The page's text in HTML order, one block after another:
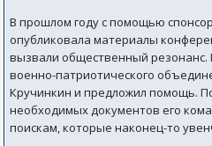
В прошлом году с помощью
опубликовала материалы
вызвали общественный резонанс.
военно-патриотического
Кручинкин и предложил помощь.
необходимых документов его
поискам, которые наконец-то